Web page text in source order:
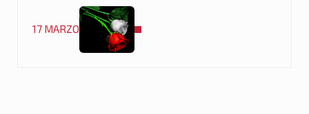
17 MARZO